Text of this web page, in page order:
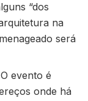
“dos
na
será
evento é
onde há